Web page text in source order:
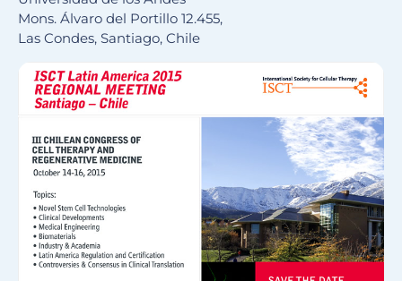
Mons. Álvaro del Portillo 12.455,
Las Condes, Santiago, Chile